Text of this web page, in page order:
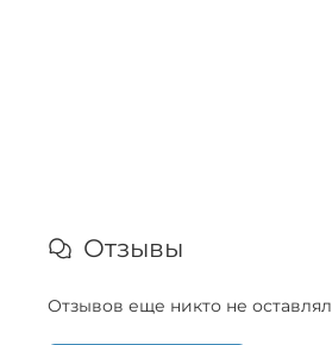
Отзывы
Отзывов еще никто не оставлял